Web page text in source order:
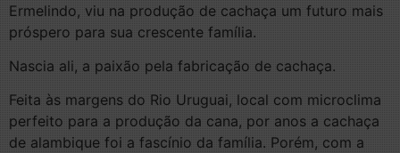
Ermelindo, viu na produção de cachaça um futuro mais
próspero para sua crescente família.
Nascia ali, a paixão pela fabricação de cachaça.
Feita às margens do Rio Uruguai, local com microclima
perfeito para a produção da cana, por anos a cachaça
de alambique foi a fascínio da família. Porém, com a